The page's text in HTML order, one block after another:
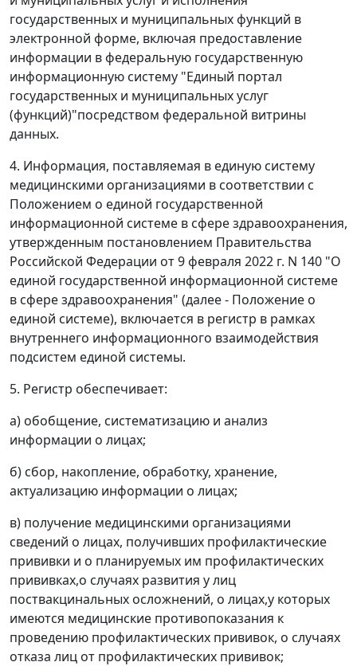
государственных и муниципальных функций в
электронной форме, включая предоставление
информации в федеральную государственную
информационную систему "Единый портал
государственных и муниципальных услуг
(функций)"посредством федеральной витрины
данных.
4. Информация, поставляемая в единую систему
медицинскими организациями в соответствии с
Положением о единой государственной
информационной системе в сфере здравоохранения,
утвержденным постановлением Правительства
Российской Федерации от 9 февраля 2022 г. N 140 "О
единой государственной информационной системе
в сфере здравоохранения" (далее - Положение о
единой системе), включается в регистр в рамках
внутреннего информационного взаимодействия
подсистем единой системы.
5. Регистр обеспечивает:
а) обобщение, систематизацию и анализ
информации о лицах;
б) сбор, накопление, обработку, хранение,
актуализацию информации о лицах;
в) получение медицинскими организациями
сведений о лицах, получивших профилактические
прививки и о планируемых им профилактических
прививках,о случаях развития у лиц
поствакцинальных осложнений, о лицах,у которых
имеются медицинские противопоказания к
проведению профилактических прививок, о случаях
отказа лиц от профилактических прививок;